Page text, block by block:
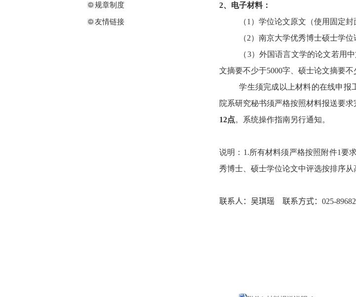
规章制度
友情链接
2、电子材料：
（1 ）学位论文原文（使用固定封
（2）南京大学优秀博士硕士学
（3）外国语言文学的论文若用
文摘要不少于5000字、硕士论文摘要不
学生须完成以上材料的在线申报
院系研究秘书须严格按照材料报送要
12点。系统操作指南另行通知。
说明： 1.所有材料须严格按照附件1要
秀博士、硕士学位论文中评选按排序
联系人：吴琪瑶 联系方式： 025-